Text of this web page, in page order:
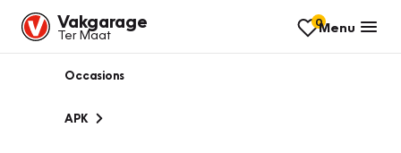
Vakgarage
Ter Maat
0Menu
Occasions
APK